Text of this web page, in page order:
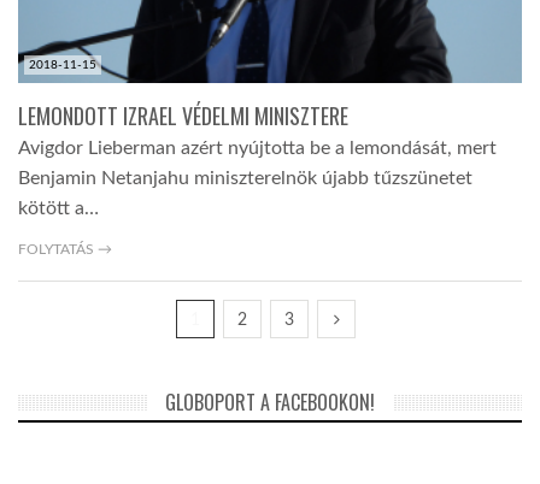
2018-11-15
LEMONDOTT IZRAEL VÉDELMI MINISZTERE
Avigdor Lieberman azért nyújtotta be a lemondását, mert
Benjamin Netanjahu miniszterelnök újabb tűzszünetet
kötött a…
FOLYTATÁS →
2 3
GLOBOPORT A FACEBOOKON!